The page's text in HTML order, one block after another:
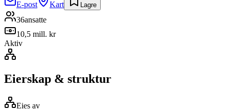
E-post
Kart Lagre
36ansatte
10,5 mill. kr
Aktiv
Eierskap & struktur
Eies av